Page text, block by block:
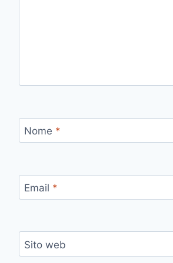
Nome *
Email *
Sito web